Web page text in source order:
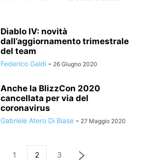
Diablo IV: novità
dall’aggiornamento trimestrale
del team
Federico Galdi - 26 Giugno 2020
Anche la BlizzCon 2020
cancellata per via del
coronavirus
Gabriele Atero Di Biase - 27 Maggio 2020
1 2 3